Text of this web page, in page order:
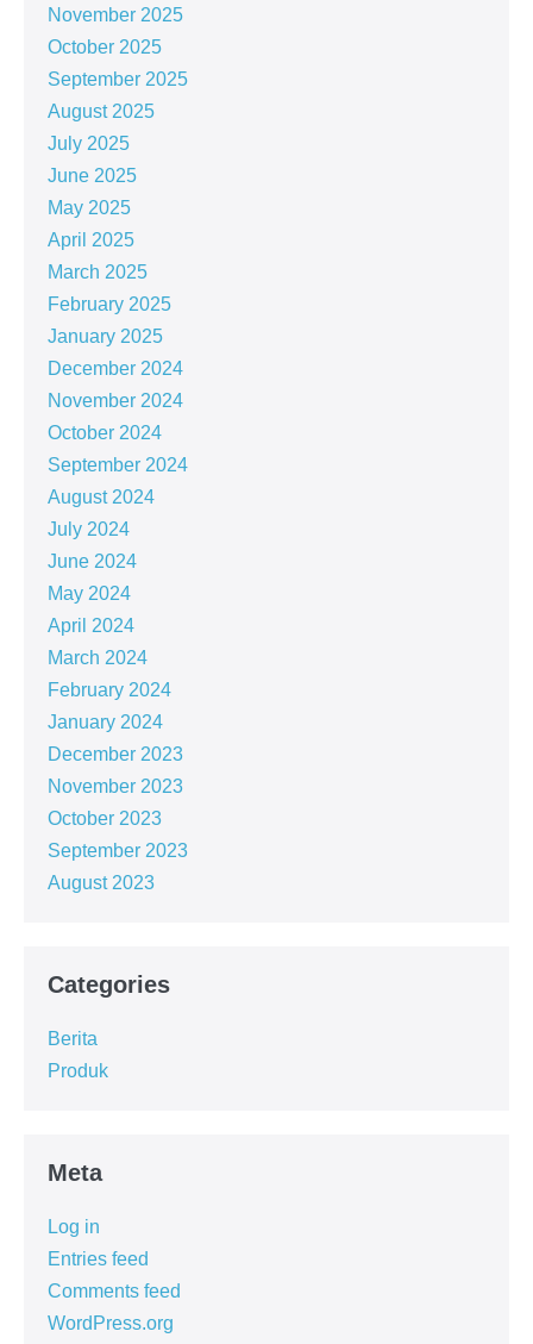
November 2025
October 2025
September 2025
August 2025
July 2025
June 2025
May 2025
April 2025
March 2025
February 2025
January 2025
December 2024
November 2024
October 2024
September 2024
August 2024
July 2024
June 2024
May 2024
April 2024
March 2024
February 2024
January 2024
December 2023
November 2023
October 2023
September 2023
August 2023
Categories
Berita
Produk
Meta
Log in
Entries feed
Comments feed
WordPress.org